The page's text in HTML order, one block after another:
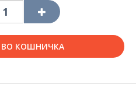
КОШНИЧКА